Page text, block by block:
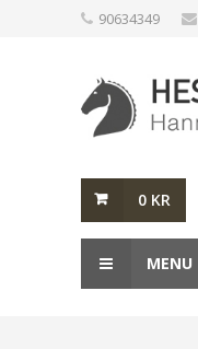
90634349
0 KR
MENU